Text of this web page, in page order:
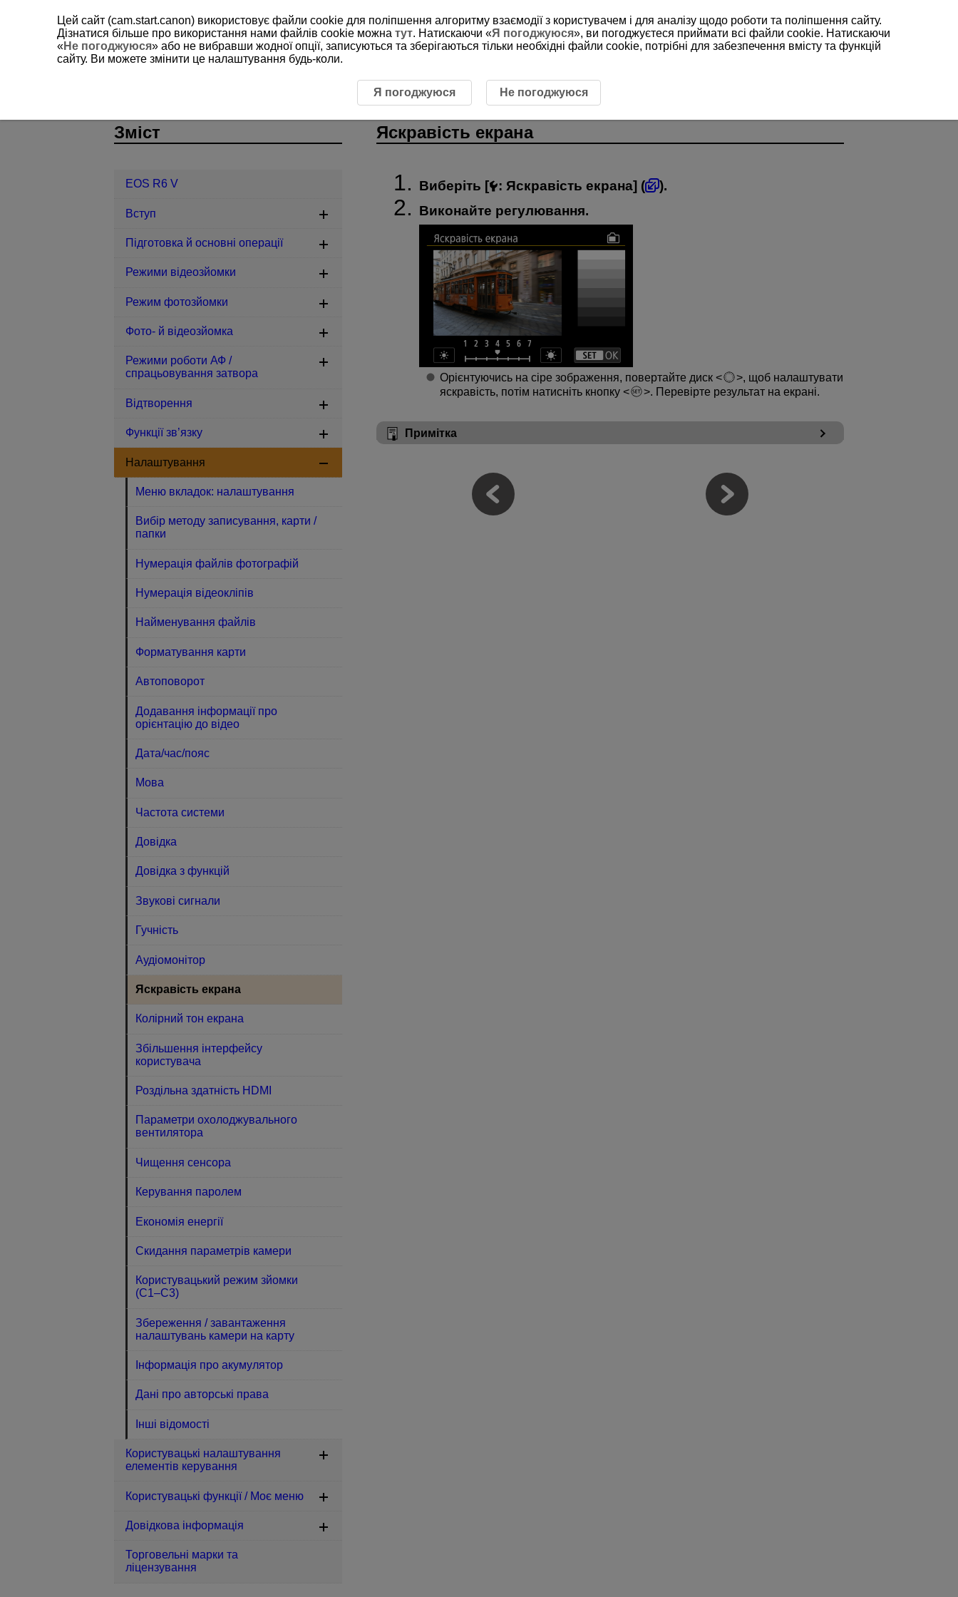
Налаштування Яскравість екрана
Яскравість екрана
Виберіть [ : Яскравість екрана] (
).
Виконайте регулювання.
Орієнтуючись на сіре зображення, повертайте диск
, щоб налаштувати
яскравість, потім натисніть кнопку
. Перевірте результат на екрані.
Примітка
Зміст
EOS R6 V
Вступ
Підготовка й основні операції
Режими відеозйомки
Режим фотозйомки
Фото- й відеозйомка
Режими роботи АФ /
спрацьовування затвора
Відтворення
Функції зв’язку
Налаштування
Меню вкладок: налаштування
Вибір методу записування, карти /
папки
Нумерація файлів фотографій
Нумерація відеокліпів
Найменування файлів
Форматування карти
Автоповорот
Додавання інформації про
орієнтацію до відео
Дата/час/пояс
Мова
Частота системи
Довідка
Довідка з функцій
Звукові сигнали
Гучність
Аудіомонітор
Яскравість екрана
Колірний тон екрана
Збільшення інтерфейсу
користувача
Роздільна здатність HDMI
Параметри охолоджувального
вентилятора
Чищення сенсора
Керування паролем
Економія енергії
Скидання параметрів камери
Користувацький режим зйомки
(C1–C3)
Збереження / завантаження
налаштувань камери на карту
Інформація про акумулятор
Дані про авторські права
Інші відомості
Користувацькі налаштування
елементів керування
Користувацькі функції / Моє меню
Довідкова інформація
Торговельні марки та
ліцензування
Цей сайт (cam.start.canon) використовує файли cookie для поліпшення алгоритму взаємодії з користувачем і для аналізу щодо роботи та поліпшення сайту.
Дізнатися більше про використання нами файлів cookie можна тут. Натискаючи «Я погоджуюся», ви погоджуєтеся приймати всі файли cookie. Натискаючи
«Не погоджуюся» або не вибравши жодної опції, записуються та зберігаються тільки необхідні файли cookie, потрібні для забезпечення вмісту та функцій
сайту. Ви можете змінити це налаштування будь-коли.
Я погоджуюся Не погоджуюся